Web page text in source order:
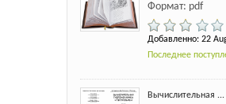
Формат: pdf
Добавленно: 22
Последнее
Вычислительная ...